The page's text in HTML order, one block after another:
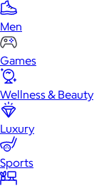
Men
Games
Wellness & Beauty
Luxury
Sports